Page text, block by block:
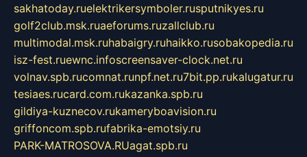
sakhatoday.ruelektrikersymboler.rusputnikyes.ru
golf2club.msk.ruaeforums.ruzallclub.ru
multimodal.msk.ruhabaigry.ruhaikko.rusobakopedia.ru
isz-fest.ruewnc.infoscreensaver-clock.net.ru
volnav.spb.rucomnat.runpf.net.ru7bit.pp.rukalugatur.ru
tesiaes.rucard.com.rukazanka.spb.ru
gildiya-kuznecov.rukameryboavision.ru
griffoncom.spb.rufabrika-emotsiy.ru
PARK-MATROSOVA.RUagat.spb.ru